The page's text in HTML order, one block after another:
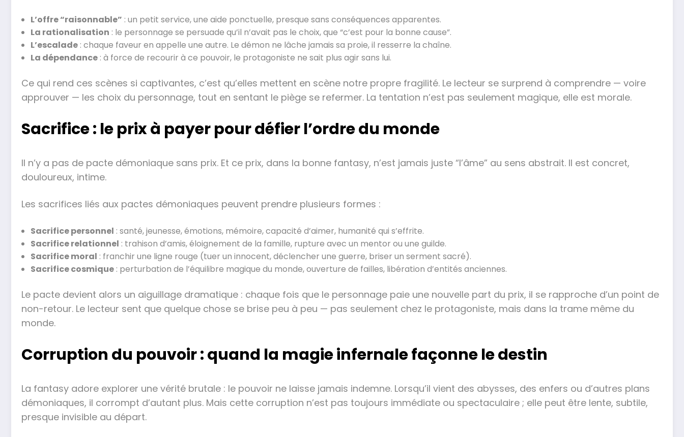
L’offre “raisonnable” : un petit service, une aide ponctuelle, presque sans conséquences apparentes.
La rationalisation : le personnage se persuade qu’il n’avait pas le choix, que “c’est pour la bonne cause”.
L’escalade : chaque faveur en appelle une autre. Le démon ne lâche jamais sa proie, il resserre la chaîne.
La dépendance : à force de recourir à ce pouvoir, le protagoniste ne sait plus agir sans lui.
Ce qui rend ces scènes si captivantes, c’est qu’elles mettent en scène notre propre fragilité. Le lecteur se surprend à comprendre — voire
approuver — les choix du personnage, tout en sentant le piège se refermer. La tentation n’est pas seulement magique, elle est morale.
Sacrifice : le prix à payer pour défier l’ordre du monde
Il n’y a pas de pacte démoniaque sans prix. Et ce prix, dans la bonne fantasy, n’est jamais juste “l’âme” au sens abstrait. Il est concret,
douloureux, intime.
Les sacrifices liés aux pactes démoniaques peuvent prendre plusieurs formes :
Sacrifice personnel : santé, jeunesse, émotions, mémoire, capacité d’aimer, humanité qui s’effrite.
Sacrifice relationnel : trahison d’amis, éloignement de la famille, rupture avec un mentor ou une guilde.
Sacrifice moral : franchir une ligne rouge (tuer un innocent, déclencher une guerre, briser un serment sacré).
Sacrifice cosmique : perturbation de l’équilibre magique du monde, ouverture de failles, libération d’entités anciennes.
Le pacte devient alors un aiguillage dramatique : chaque fois que le personnage paie une nouvelle part du prix, il se rapproche d’un point de
non-retour. Le lecteur sent que quelque chose se brise peu à peu — pas seulement chez le protagoniste, mais dans la trame même du
monde.
Corruption du pouvoir : quand la magie infernale façonne le destin
La fantasy adore explorer une vérité brutale : le pouvoir ne laisse jamais indemne. Lorsqu’il vient des abysses, des enfers ou d’autres plans
démoniaques, il corrompt d’autant plus. Mais cette corruption n’est pas toujours immédiate ou spectaculaire ; elle peut être lente, subtile,
presque invisible au départ.